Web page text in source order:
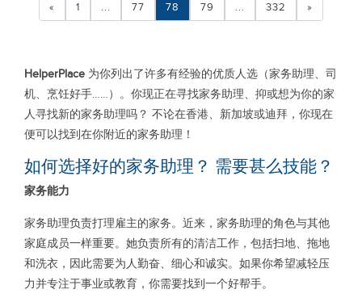
« 1 ... 77 78 79 ... 332 »
HelperPlace 为你列出了许多有经验的优质人选（家务助理、司
机、烹饪好手……）。你现正在寻找家务助理、抑或想为你的家
人寻找新的家务助理吗？ 不论在香港、新加坡或迪拜，你现在
便可以找到在你附近的家务助理！
如何选择好的家务助理？ 需要甚么技能？
家务能力
家务助理负责打理雇主的家务。近来，家务助理的角色与其他
家庭成员一样重要。她负责所有的清洁工作，包括扫地、拖地
和洗衣，因此需要为人勤奋、细心和诚实。如果你希望减轻压
力并专注于事业或教育，你需要找到一个好帮手。